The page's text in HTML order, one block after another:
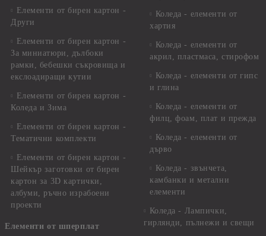
Елементи от бирен картон -
Други
Елементи от бирен картон -
За миниатюри, дълбоки
рамки, бебешки съкровища и
екслоадиращи кутии
Елементи от бирен картон -
Коледа и Зима
Елементи от бирен картон -
Тематични комплекти
Елементи от бирен картон -
Шейкър заготовки от бирен
картон за 3D картички,
албуми, ръчно израбоени
проекти
Елементи от шперплат
Коледа - елементи от
хартия
Коледа - елементи от
акрил, пластмаса, стирофом
Коледа - елементи от гипс
и глина
Коледа - елементи от
филц, фоам, плат и прежда
Коледа - елементи от
дърво
Коледа - звънчета,
камбанки и метални
елементи
Коледа - Лампички,
гирлянди, пълнежи и свещи